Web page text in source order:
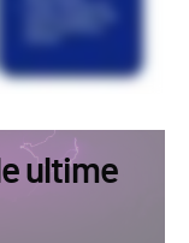
ultime